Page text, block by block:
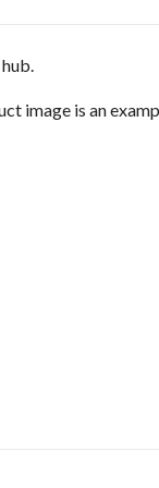
image is an